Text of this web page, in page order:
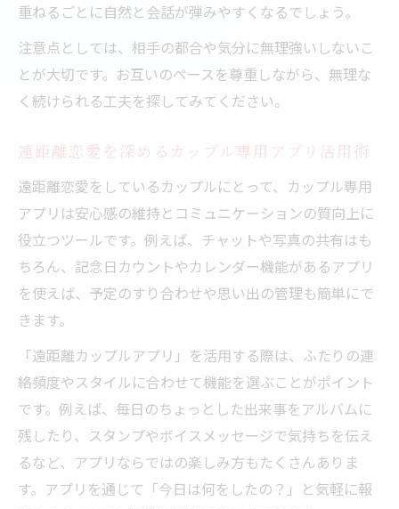
重ねるごとに自然と会話が弾みやすくなるでしょう。
注意点としては、相手の都合や気分に無理強いしないこ
とが大切です。お互いのペースを尊重しながら、無理な
く続けられる工夫を探してみてください。
遠距離恋愛を深めるカップル専用アプリ活用術
遠距離恋愛をしているカップルにとって、カップル専用
アプリは安心感の維持とコミュニケーションの質向上に
役立つツールです。例えば、チャットや写真の共有はも
ちろん、記念日カウントやカレンダー機能があるアプリ
を使えば、予定のすり合わせや思い出の管理も簡単にで
きます。
「遠距離カップルアプリ」を活用する際は、ふたりの連
絡頻度やスタイルに合わせて機能を選ぶことがポイント
です。例えば、毎日のちょっとした出来事をアルバムに
残したり、スタンプやボイスメッセージで気持ちを伝え
るなど、アプリならではの楽しみ方もたくさんありま
す。アプリを通じて「今日は何をしたの？」と気軽に報